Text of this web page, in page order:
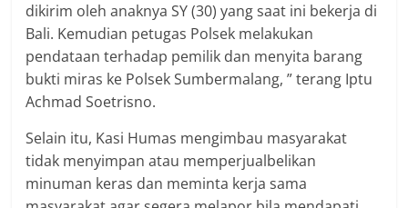
dikirim oleh anaknya SY (30) yang saat ini bekerja di
Bali. Kemudian petugas Polsek melakukan
pendataan terhadap pemilik dan menyita barang
bukti miras ke Polsek Sumbermalang, ” terang Iptu
Achmad Soetrisno.
Selain itu, Kasi Humas mengimbau masyarakat
tidak menyimpan atau memperjualbelikan
minuman keras dan meminta kerja sama